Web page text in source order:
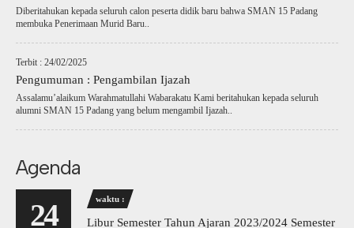
Diberitahukan kepada seluruh calon peserta didik baru bahwa SMAN 15 Padang
membuka Penerimaan Murid Baru..
Terbit : 24/02/2025
Pengumuman : Pengambilan Ijazah
Assalamu’alaikum Warahmatullahi Wabarakatu Kami beritahukan kepada seluruh
alumni SMAN 15 Padang yang belum mengambil Ijazah..
Agenda
24 waktu :
Libur Semester Tahun Ajaran 2023/2024 Semester